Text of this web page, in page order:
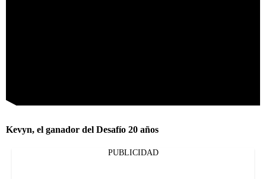
Kevyn, el ganador del Desafío 20 años
PUBLICIDAD